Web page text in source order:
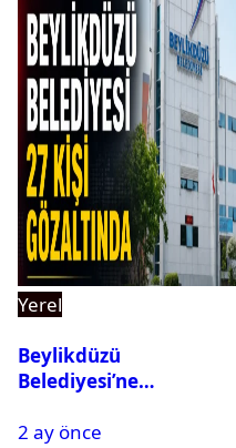
Yerel
Beylikdüzü
Belediyesi’ne
Gözaltına Alındı
2 ay önce